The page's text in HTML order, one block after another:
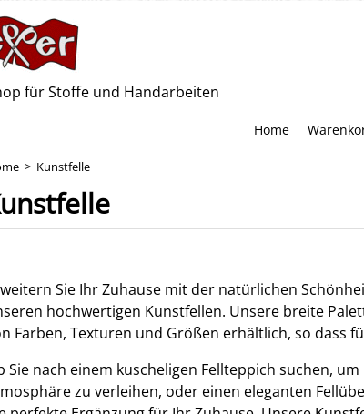
für Stoffe und Handarbeiten
Home
> Kunstfelle
Sie Ihr Zuhause mit der natürlichen
hochwertigen Kunstfellen. Unsere breite
Farben, Texturen und Größen erhältlich, so dass
Sie nach einem kuscheligen Fellteppich suchen,
zu verleihen, oder einen eleganten